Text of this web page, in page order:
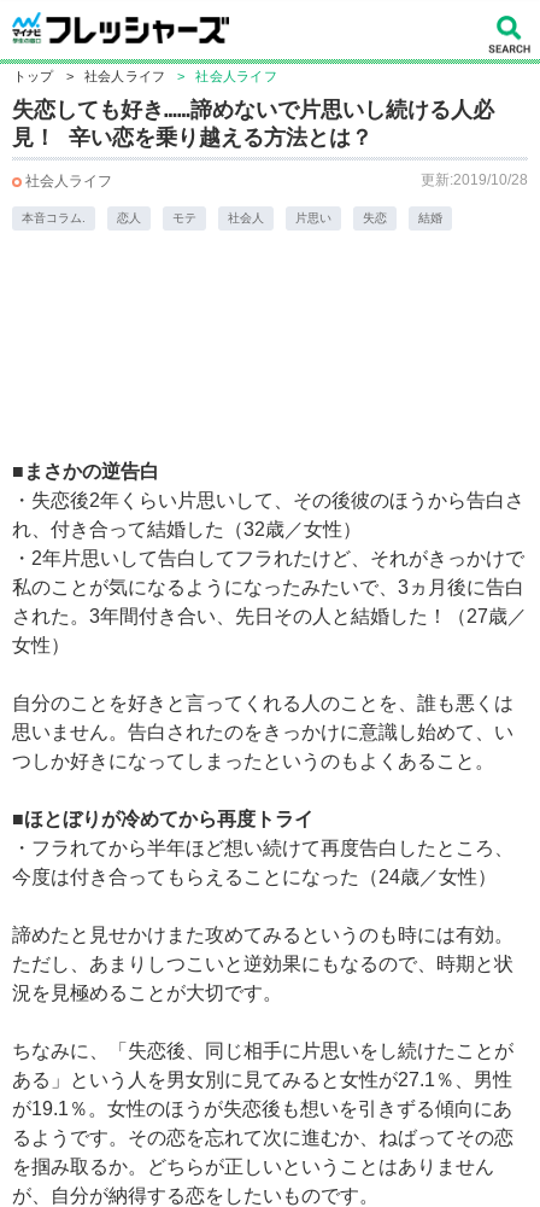
トップ > 社会人ライフ > 社会人ライフ
失恋しても好き……諦めないで片思いし続ける人必
見！ 辛い恋を乗り越える方法とは？
社会人ライフ 更新:2019/10/28
本音コラム. 恋人 モテ 社会人 片思い 失恋 結婚
■まさかの逆告白
・失恋後2年くらい片思いして、その後彼のほうから告白さ
れ、付き合って結婚した（32歳／女性）
・2年片思いして告白してフラれたけど、それがきっかけで
私のことが気になるようになったみたいで、3ヵ月後に告白
された。3年間付き合い、先日その人と結婚した！（27歳／
女性）
自分のことを好きと言ってくれる人のことを、誰も悪くは
思いません。告白されたのをきっかけに意識し始めて、い
つしか好きになってしまったというのもよくあること。
■ほとぼりが冷めてから再度トライ
・フラれてから半年ほど想い続けて再度告白したところ、
今度は付き合ってもらえることになった（24歳／女性）
諦めたと見せかけまた攻めてみるというのも時には有効。
ただし、あまりしつこいと逆効果にもなるので、時期と状
況を見極めることが大切です。
ちなみに、「失恋後、同じ相手に片思いをし続けたことが
ある」という人を男女別に見てみると女性が27.1％、男性
が19.1％。女性のほうが失恋後も想いを引きずる傾向にあ
るようです。その恋を忘れて次に進むか、ねばってその恋
を掴み取るか。どちらが正しいということはありません
が、自分が納得する恋をしたいものです。